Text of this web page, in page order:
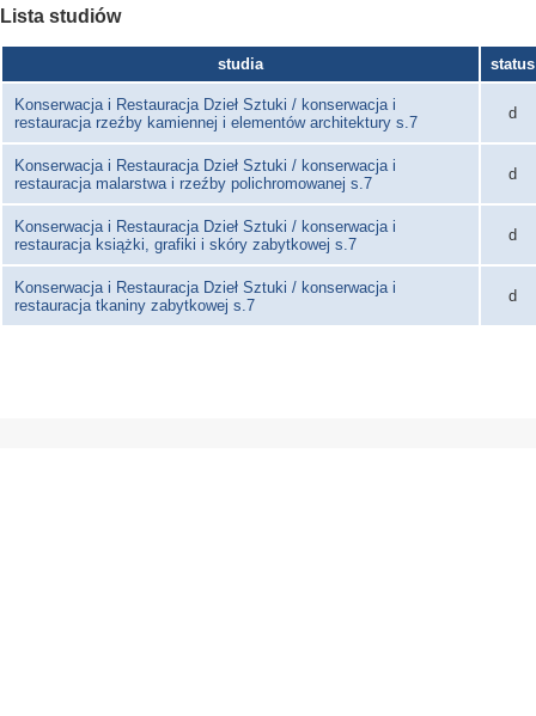
Lista studiów
studia status
Konserwacja i Restauracja Dzieł Sztuki / konserwacja i
restauracja rzeźby kamiennej i elementów architektury s.7
d
Konserwacja i Restauracja Dzieł Sztuki / konserwacja i
restauracja malarstwa i rzeźby polichromowanej s.7
d
Konserwacja i Restauracja Dzieł Sztuki / konserwacja i
restauracja książki, grafiki i skóry zabytkowej s.7
d
Konserwacja i Restauracja Dzieł Sztuki / konserwacja i
restauracja tkaniny zabytkowej s.7
d